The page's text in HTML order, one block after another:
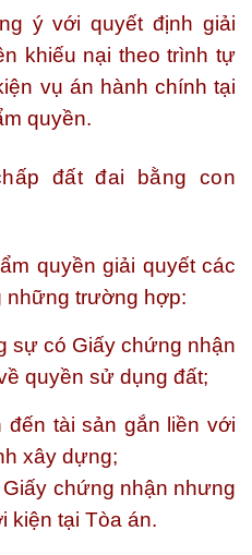
ý với quyết định giải
khiếu nại theo trình tự
vụ án hành chính tại
quyền.
đất đai bằng con
quyền giải quyết các
những trường hợp:
sự có Giấy chứng nhận
quyền sử dụng đất;
đến tài sản gắn liền với
xây dựng;
chứng nhận nhưng
kiện tại Tòa án.